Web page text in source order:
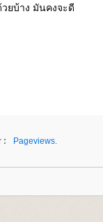
ยบ้าง มันคงจะดี
:
Pageviews.